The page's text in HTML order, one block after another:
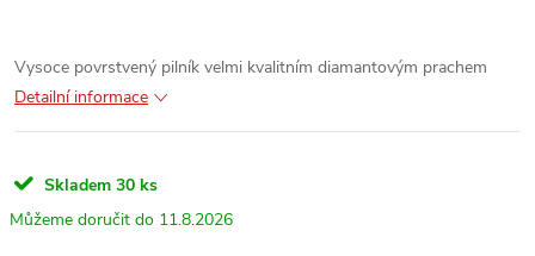
Vysoce povrstvený pilník velmi kvalitním diamantovým prachem
Detailní informace
Skladem 30 ks
11.8.2026